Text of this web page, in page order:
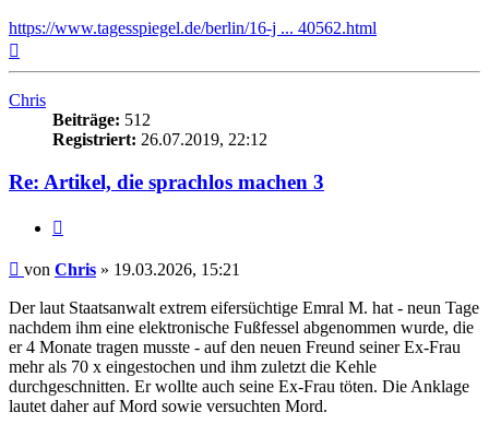
https://www.tagesspiegel.de/berlin/16-j ... 40562.html
Chris
Beiträge: 512
Registriert: 26.07.2019, 22:12
Re: Artikel, die sprachlos machen 3
Beitrag
von Chris » 19.03.2026, 15:21
Der laut Staatsanwalt extrem eifersüchtige Emral M. hat - neun Tage
nachdem ihm eine elektronische Fußfessel abgenommen wurde, die
er 4 Monate tragen musste - auf den neuen Freund seiner Ex-Frau
mehr als 70 x eingestochen und ihm zuletzt die Kehle
durchgeschnitten. Er wollte auch seine Ex-Frau töten. Die Anklage
lautet daher auf Mord sowie versuchten Mord.